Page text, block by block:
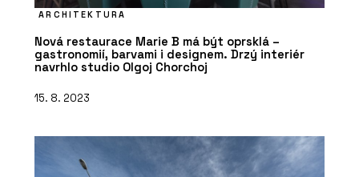
ARCHITEKTURA
Nová restaurace Marie B má být oprsklá –
gastronomií, barvami i designem. Drzý interiér
navrhlo studio Olgoj Chorchoj
15. 8. 2023